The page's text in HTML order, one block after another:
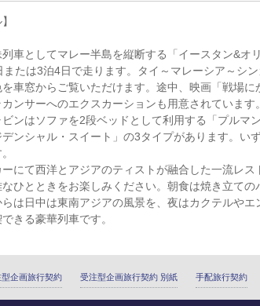
車としてマレー半島を縦断する「イースタン&
たは3泊4日で走ります。タイ～マレーシア～シ
車窓からご覧いただけます。途中、映画「戦場
ンサーへのエクスカーションも用意されています。
ンはソファを2段ベッドとして利用する「プルマ
ンシャル・スイート」の3タイプがあります。い
にて西洋とアジアのティストが融合した一流レ
ひとときをお楽しみください。朝食は焼き立て
は日中は東南アジアの風景を、夜はカクテルや
きる豪華列車です。
型企画旅行契約 受注型企画旅行契約 別紙 手配旅行契約